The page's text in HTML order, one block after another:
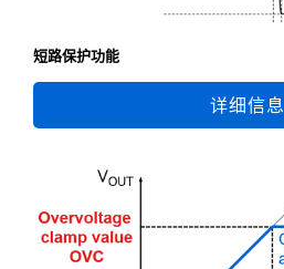
短路保护功能
详细信息